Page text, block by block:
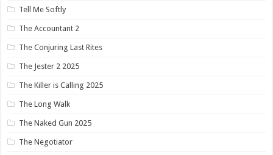
Tell Me Softly
The Accountant 2
The Conjuring Last Rites
The Jester 2 2025
The Killer is Calling 2025
The Long Walk
The Naked Gun 2025
The Negotiator